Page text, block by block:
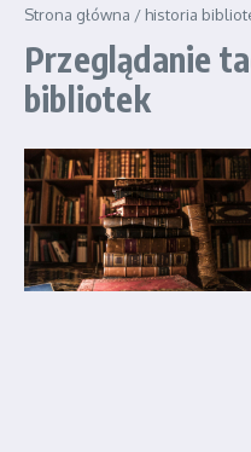
Strona główna / historia
Przeglądanie
bibliotek